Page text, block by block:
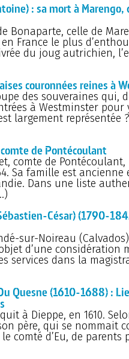
: sa mort à Marengo,
Bonaparte, celle de
France le plus
du joug autrichien,
couronnées reines à
des souveraines qui,
à Westminster pour
largement représentée
de Pontécoulant
comte de
Sa famille est ancienne
Dans une liste
César) (1790-
sur-Noireau
d’une considération
services dans la
Quesne (1610-1688) :
à Dieppe, en 1610.
père, qui se nommait
comté d’Eu, de parents